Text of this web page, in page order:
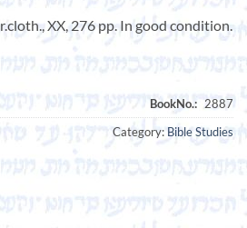
XX, 276 pp. In good condition.
Category: Bible Studies